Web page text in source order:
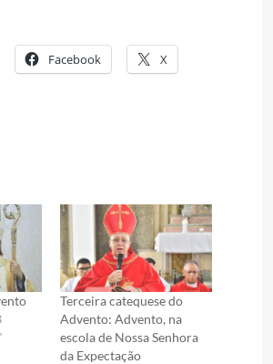
Facebook X
Terceira catequese do
Advento: Advento, na
escola de Nossa Senhora
da Expectação